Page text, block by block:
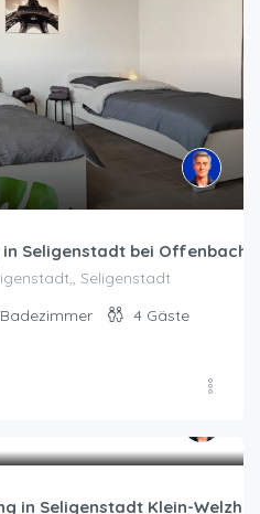
Seligenstadt bei Offenbach
Seligenstadt
Badezimmer 4 Gäste
in Seligenstadt Klein-